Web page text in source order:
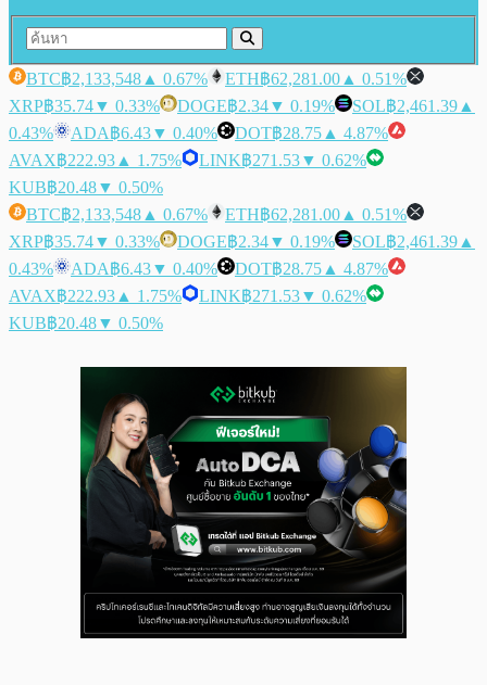
BTC฿2,133,548 ▲ 0.67% ETH฿62,281.00 ▲ 0.51%
XRP฿35.74▼ 0.33% DOGE฿2.34▼ 0.19% SOL฿2,461.39 ▲
0.43%
ADA฿6.43▼ 0.40% DOT฿28.75 ▲ 4.87%
AVAX฿222.93 ▲ 1.75% LINK฿271.53▼ 0.62%
KUB฿20.48▼ 0.50%
BTC฿2,133,548 ▲ 0.67% ETH฿62,281.00 ▲ 0.51%
XRP฿35.74▼ 0.33% DOGE฿2.34▼ 0.19% SOL฿2,461.39 ▲
0.43%
ADA฿6.43▼ 0.40% DOT฿28.75 ▲ 4.87%
AVAX฿222.93 ▲ 1.75% LINK฿271.53▼ 0.62%
KUB฿20.48▼ 0.50%